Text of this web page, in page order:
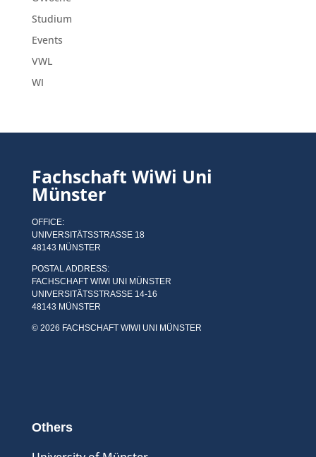
Studium
Events
VWL
WI
Fachschaft WiWi Uni
Münster
OFFICE:
UNIVERSITÄTSSTRASSE 18
48143 MÜNSTER
POSTAL ADDRESS:
FACHSCHAFT WIWI UNI MÜNSTER
UNIVERSITÄTSSTRASSE 14-16
48143 MÜNSTER
© 2026 FACHSCHAFT WIWI UNI MÜNSTER
Others